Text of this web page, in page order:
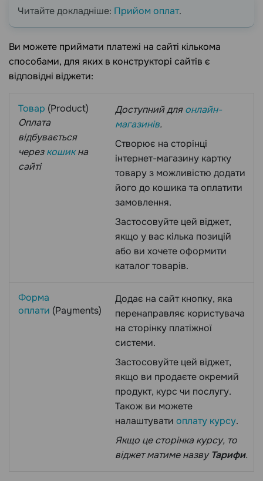
Читайте докладніше: Прийом оплат.
Ви можете приймати платежі на сайті кількома
способами, для яких в конструкторі сайтів є
відповідні віджети:
Товар (Product)
Оплата
відбувається
черезкошикна
сайті
Доступний дляонлайн-
магазинів.
Створює на сторінці
інтернет-магазину картку
товару з можливістю додати
його до кошика та оплатити
замовлення.
Застосовуйте цей віджет,
якщо у вас кілька позицій
або ви хочете оформити
каталог товарів.
Форма
оплати (Payments)
Додає на сайт кнопку, яка
перенаправляє користувача
на сторінку платіжної
системи.
Застосовуйте цей віджет,
якщо ви продаєте окремий
продукт, курс чи послугу.
Також ви можете
налаштувати оплату курсу.
Якщо це сторінка курсу, то
віджет матиме назвуТарифи.